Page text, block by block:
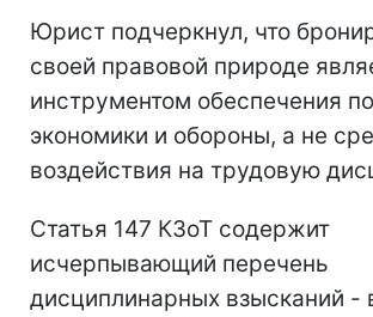
Юрист подчеркнул, что
своей правовой природе
инструментом обеспечения
экономики и обороны, а не
воздействия на трудовую
Статья 147 КЗоТ содержит
исчерпывающий перечень
дисциплинарных взысканий -